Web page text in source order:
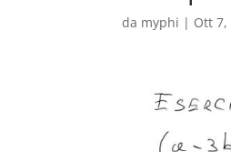
da myphi | Ott 7,